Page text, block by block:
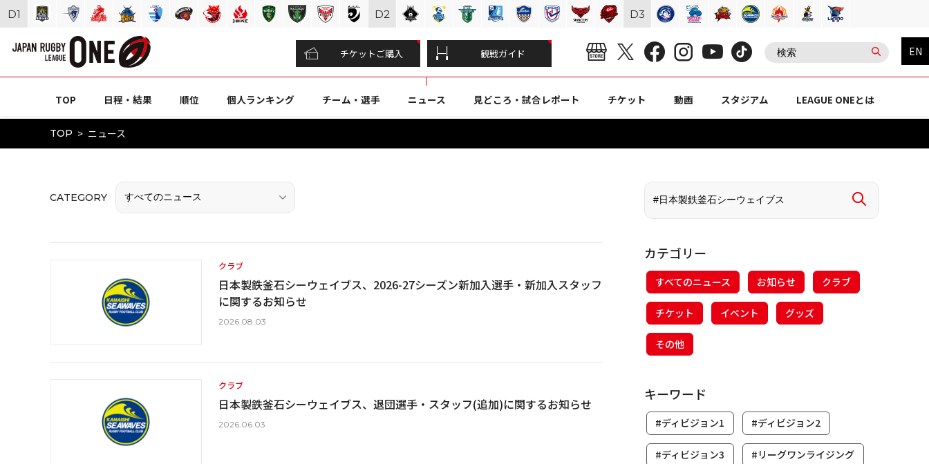
チケットご購入 観戦ガイド EN
TOP 日程・結果 順位 個人ランキング チーム・選手 ニュース 見どころ・試合レポート チケット 動画 スタジアム LEAGUE ONEとは
TOP ニュース
CATEGORY
クラブ
日本製鉄釜石シーウェイブス、2026-27シーズン新加入選手・新加入スタッフ
に関するお知らせ
2026.08.03
クラブ
日本製鉄釜石シーウェイブス、退団選手・スタッフ(追加)に関するお知らせ
2026.06.03
カテゴリー
すべてのニュース お知らせ クラブ
チケット イベント グッズ
その他
キーワード
#ディビジョン1 #ディビジョン2
#ディビジョン3 #リーグワンライジング
D1 D2 D3